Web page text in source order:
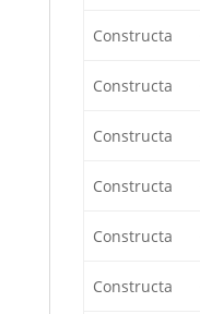
Constructa
Constructa
Constructa
Constructa
Constructa
Constructa